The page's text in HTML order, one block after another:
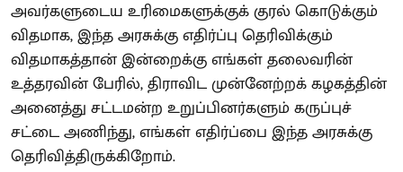
அவர்களுடைய உரிமைகளுக்குக் குரல் கொடுக்கும்
விதமாக, இந்த அரசுக்கு எதிர்ப்பு தெரிவிக்கும்
விதமாகத்தான் இன்றைக்கு எங்கள் தலைவரின்
உத்தரவின் பேரில், திராவிட முன்னேற்றக் கழகத்தின்
அனைத்து சட்டமன்ற உறுப்பினர்களும் கருப்புச்
சட்டை அணிந்து, எங்கள் எதிர்ப்பை இந்த அரசுக்கு
தெரிவித்திருக்கிறோம்.